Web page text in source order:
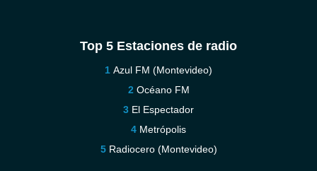
Top 5 Estaciones de radio
Azul FM (Montevideo)
Océano FM
El Espectador
Metrópolis
Radiocero (Montevideo)